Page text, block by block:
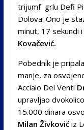
trijumf grlu Defi
Dolova. Ono je
minut, 17 sekundi
Kovačević.
Pobednik je
manje, za
Acciaio Dei Venti
upravljao
15.000 dinara
Milan Živkovićiz